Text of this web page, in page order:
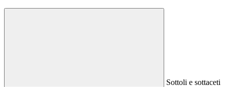
Sottoli e sottaceti